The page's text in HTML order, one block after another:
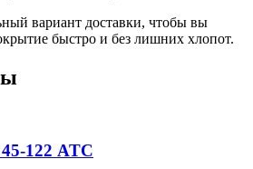
вариант доставки, чтобы вы
быстро и без лишних хлопот.
122 ATC